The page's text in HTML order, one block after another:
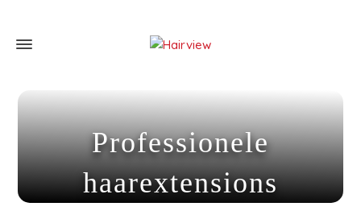
Professionele
haarextensions